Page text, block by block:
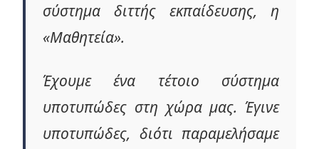
σύστημα διττής εκπαίδευσης, η
«Μαθητεία».
Έχουμε ένα τέτοιο σύστημα
υποτυπώδες στη χώρα μας. Έγινε
υποτυπώδες, διότι παραμελήσαμε